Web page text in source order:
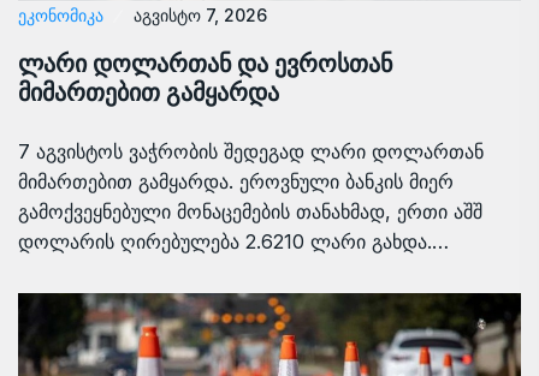
ᲔᲙᲝᲜᲝᲛᲘᲙᲐ აგვისტო 7, 2026
ლარი დოლართან და ევროსთან
მიმართებით გამყარდა
7 აგვისტოს ვაჭრობის შედეგად ლარი დოლართან
მიმართებით გამყარდა. ეროვნული ბანკის მიერ
გამოქვეყნებული მონაცემების თანახმად, ერთი აშშ
დოლარის ღირებულება 2.6210 ლარი გახდა.…